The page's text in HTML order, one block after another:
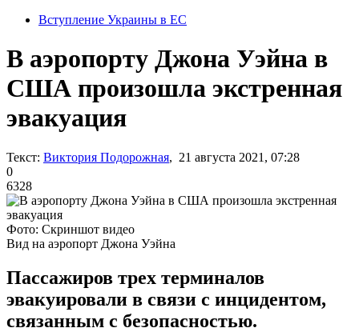
Вступление Украины в ЕС
В аэропорту Джона Уэйна в
США произошла экстренная
эвакуация
Текст: Виктория Подорожная, 21 августа 2021, 07:28
0
6328
Фото: Скриншот видео
Вид на аэропорт Джона Уэйна
Пассажиров трех терминалов
эвакуировали в связи с инцидентом,
связанным с безопасностью.